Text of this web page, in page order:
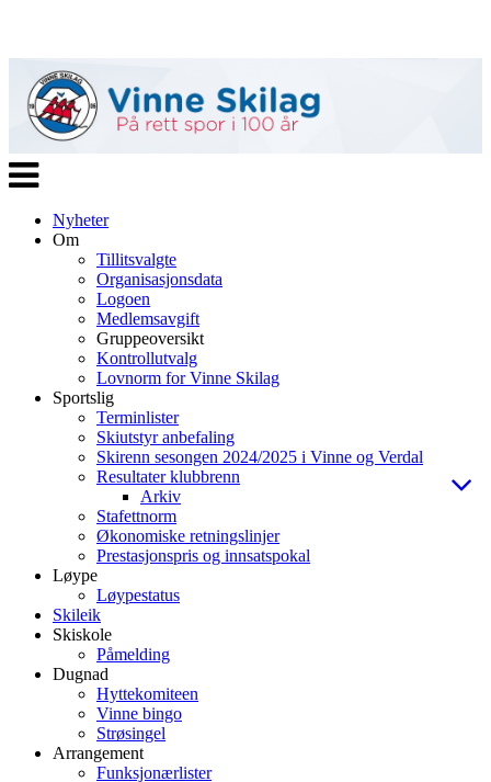
Veksle
navigasjon
Nyheter
Om
Tillitsvalgte
Organisasjonsdata
Logoen
Medlemsavgift
Gruppeoversikt
Kontrollutvalg
Lovnorm for Vinne Skilag
Sportslig
Terminlister
Skiutstyr anbefaling
Skirenn sesongen 2024/2025 i Vinne og Verdal
Resultater klubbrenn
Arkiv
Stafettnorm
Økonomiske retningslinjer
Prestasjonspris og innsatspokal
Løype
Løypestatus
Skileik
Skiskole
Påmelding
Dugnad
Hyttekomiteen
Vinne bingo
Strøsingel
Arrangement
Funksjonærlister